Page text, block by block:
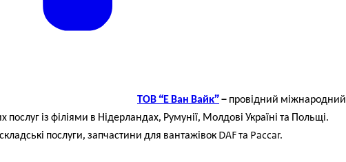
ТОВ “Е Ван Вайк”– провідний міжнародний
послуг із філіями в Нідерландах, Румунії, Молдові Україні та Польщі.
послуги, запчастини для вантажівок DAF та Paccar.